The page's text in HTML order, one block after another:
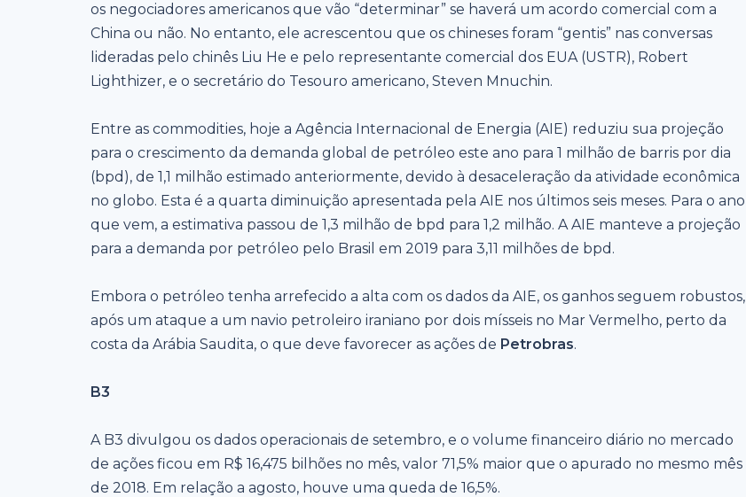
os negociadores americanos que vão “determinar” se haverá um acordo comercial com a
China ou não. No entanto, ele acrescentou que os chineses foram “gentis” nas conversas
lideradas pelo chinês Liu He e pelo representante comercial dos EUA (USTR), Robert
Lighthizer, e o secretário do Tesouro americano, Steven Mnuchin.
Entre as commodities, hoje a Agência Internacional de Energia (AIE) reduziu sua projeção
para o crescimento da demanda global de petróleo este ano para 1 milhão de barris por dia
(bpd), de 1,1 milhão estimado anteriormente, devido à desaceleração da atividade econômica
no globo. Esta é a quarta diminuição apresentada pela AIE nos últimos seis meses. Para o ano
que vem, a estimativa passou de 1,3 milhão de bpd para 1,2 milhão. A AIE manteve a projeção
para a demanda por petróleo pelo Brasil em 2019 para 3,11 milhões de bpd.
Embora o petróleo tenha arrefecido a alta com os dados da AIE, os ganhos seguem robustos,
após um ataque a um navio petroleiro iraniano por dois mísseis no Mar Vermelho, perto da
costa da Arábia Saudita, o que deve favorecer as ações de Petrobras.
B3
A B3 divulgou os dados operacionais de setembro, e o volume financeiro diário no mercado
de ações ficou em R$ 16,475 bilhões no mês, valor 71,5% maior que o apurado no mesmo mês
de 2018. Em relação a agosto, houve uma queda de 16,5%.